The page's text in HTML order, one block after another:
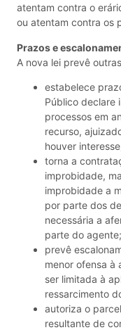
atentam contra o
ou atentam contra os
Prazos e
A nova lei prevê
estabelece
Público declare
processos em
recurso,
houver
torna a
improbidade,
improbidade a
por parte dos
necessária a
parte do agente;
prevê
menor ofensa à
ser limitada à
ressarcimento
autoriza o
resultante de